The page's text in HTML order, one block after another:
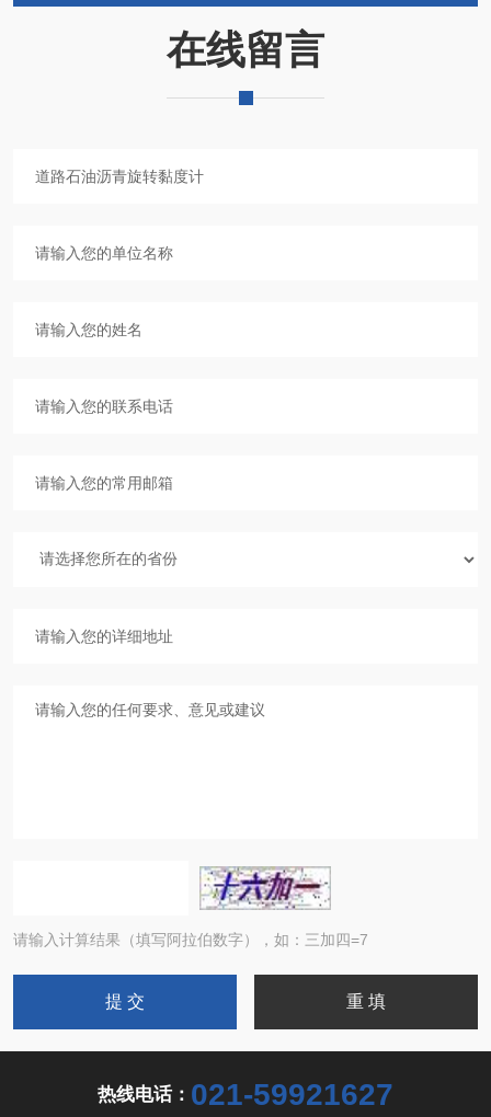
在线留言
请输入计算结果（填写阿拉伯数字），如：三加四=7
热线电话： 021-59921627